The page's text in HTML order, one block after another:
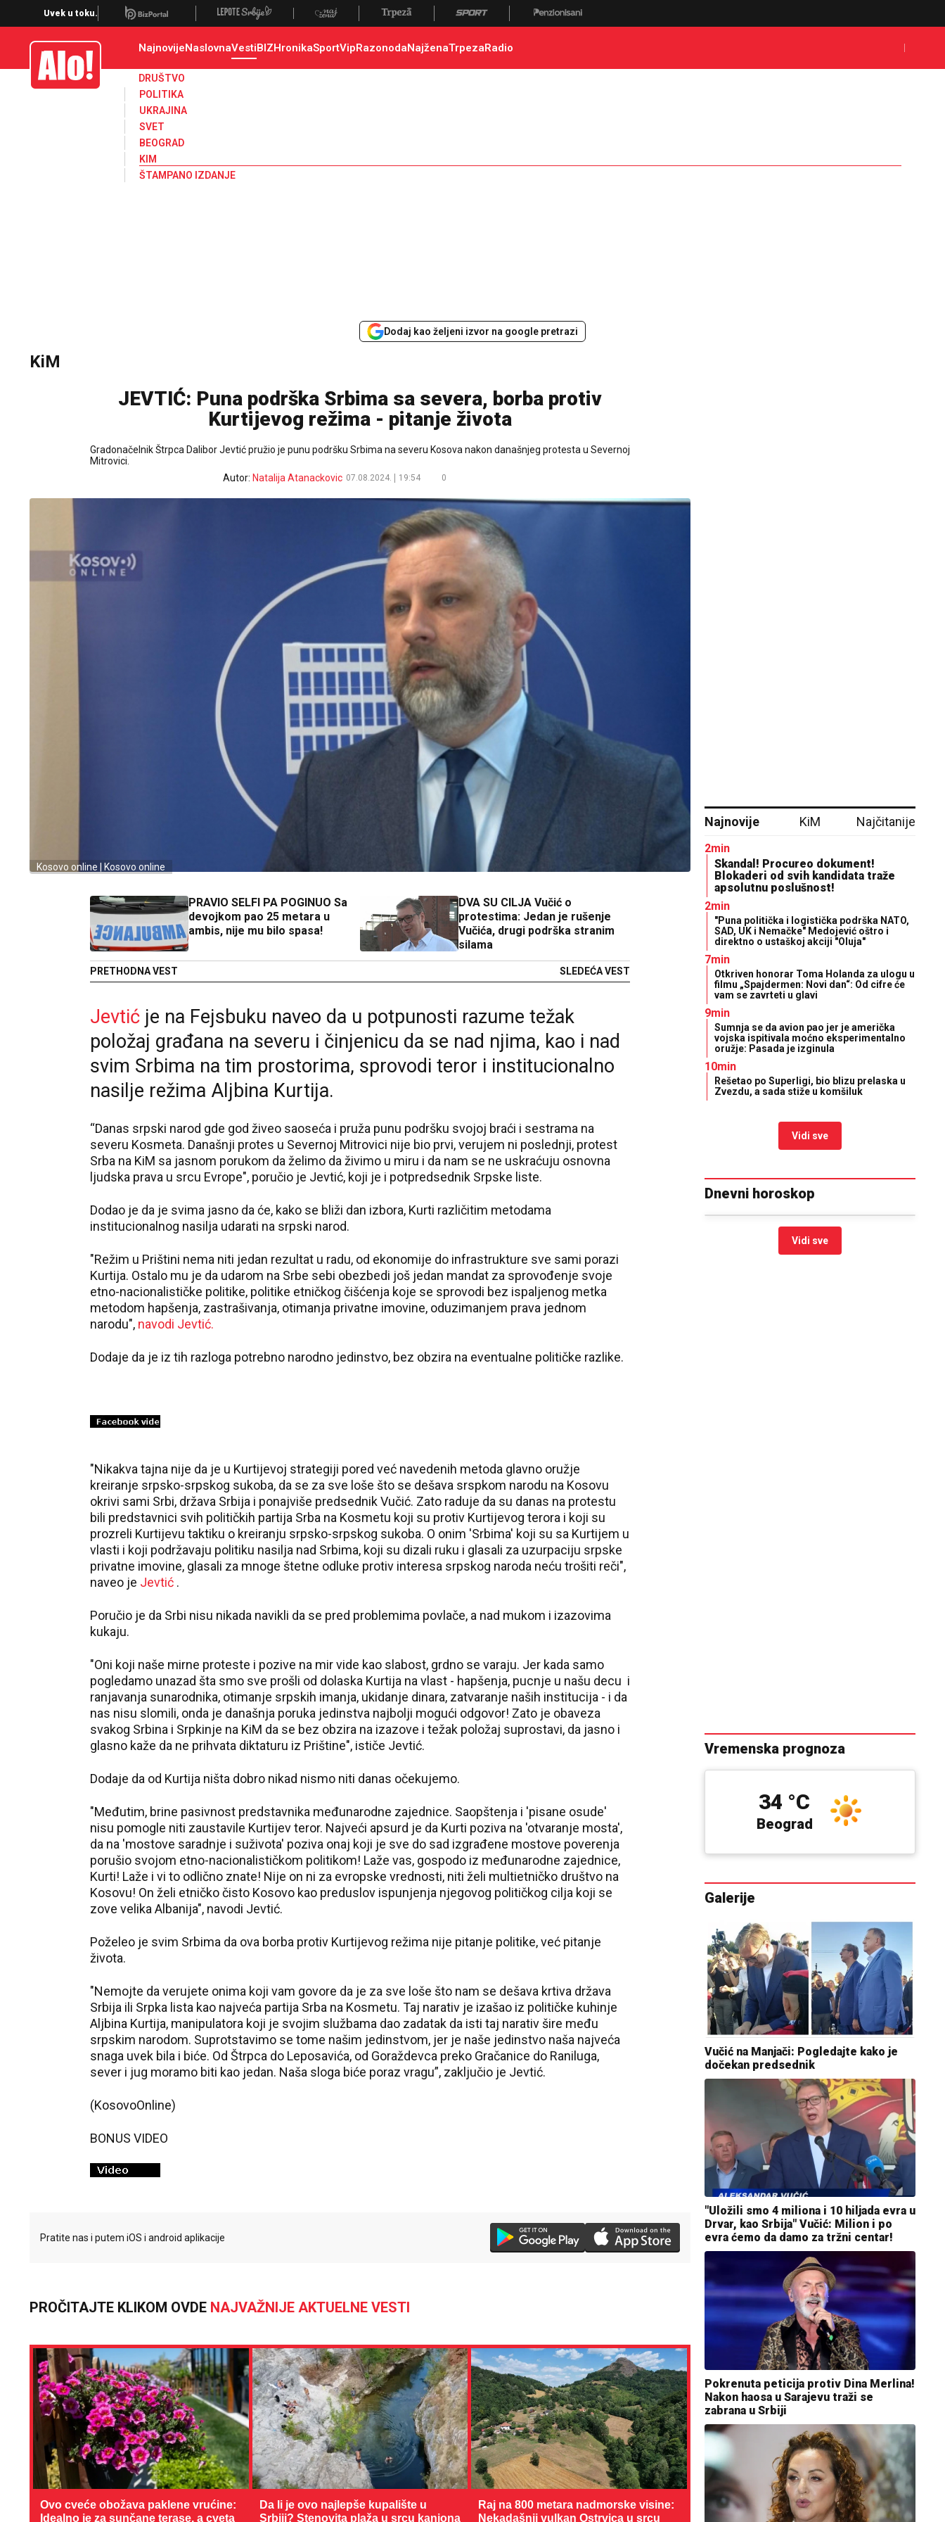
Kosovo i Metohija, KiM, kosovo, srbi na kosovu, priština, albanci, zajednica srpskih opština, sever kosova, jug kosova, ibar
Uvek u toku.
Alo NajnovijeNaslovnaVestiBIZHronikaSportVipRazonodaNajženaTrpezaRadio
DRUŠTVO
POLITIKA
UKRAJINA
SVET
BEOGRAD
KIM
ŠTAMPANO IZDANJE
Dodaj kao željeni izvor na google pretrazi
KiM
JEVTIĆ: Puna podrška Srbima sa severa, borba protiv
Kurtijevog režima - pitanje života
Gradonačelnik Štrpca Dalibor Jevtić pružio je punu podršku Srbima na severu Kosova nakon današnjeg protesta u Severnoj
Mitrovici.
Autor: Natalija Atanackovic 07.08.2024. 19:54 0
Kosovo online | Kosovo online
PRAVIO SELFI PA POGINUO Sa
devojkom pao 25 metara u
ambis, nije mu bilo spasa!
PRETHODNA VEST
DVA SU CILJA Vučić o
protestima: Jedan je rušenje
Vučića, drugi podrška stranim
silama
SLEDEĆA VEST
Jevtić je na Fejsbuku naveo da u potpunosti razume težak
položaj građana na severu i činjenicu da se nad njima, kao i nad
svim Srbima na tim prostorima, sprovodi teror i institucionalno
nasilje režima Aljbina Kurtija.
“Danas srpski narod gde god živeo saoseća i pruža punu podršku svojoj braći i sestrama na
severu Kosmeta. Današnji protes u Severnoj Mitrovici nije bio prvi, verujem ni poslednji, protest
Srba na KiM sa jasnom porukom da želimo da živimo u miru i da nam se ne uskraćuju osnovna
ljudska prava u srcu Evrope", poručio je Jevtić, koji je i potpredsednik Srpske liste.
Dodao je da je svima jasno da će, kako se bliži dan izbora, Kurti različitim metodama
institucionalnog nasilja udarati na srpski narod.
"Režim u Prištini nema niti jedan rezultat u radu, od ekonomije do infrastrukture sve sami porazi
Kurtija. Ostalo mu je da udarom na Srbe sebi obezbedi još jedan mandat za sprovođenje svoje
etno-nacionalističke politike, politike etničkog čišćenja koje se sprovodi bez ispaljenog metka
metodom hapšenja, zastrašivanja, otimanja privatne imovine, oduzimanjem prava jednom
narodu", navodi Jevtić.
Dodaje da je iz tih razloga potrebno narodno jedinstvo, bez obzira na eventualne političke razlike.
"Nikakva tajna nije da je u Kurtijevoj strategiji pored već navedenih metoda glavno oružje
kreiranje srpsko-srpskog sukoba, da se za sve loše što se dešava srspkom narodu na Kosovu
okrivi sami Srbi, država Srbija i ponajviše predsednik Vučić. Zato raduje da su danas na protestu
bili predstavnici svih političkih partija Srba na Kosmetu koji su protiv Kurtijevog terora i koji su
prozreli Kurtijevu taktiku o kreiranju srpsko-srpskog sukoba. O onim 'Srbima' koji su sa Kurtijem u
vlasti i koji podržavaju politiku nasilja nad Srbima, koji su dizali ruku i glasali za uzurpaciju srpske
privatne imovine, glasali za mnoge štetne odluke protiv interesa srpskog naroda neću trošiti reči",
naveo je Jevtić .
Poručio je da Srbi nisu nikada navikli da se pred problemima povlače, a nad mukom i izazovima
kukaju.
"Oni koji naše mirne proteste i pozive na mir vide kao slabost, grdno se varaju. Jer kada samo
pogledamo unazad šta smo sve prošli od dolaska Kurtija na vlast - hapšenja, pucnje u našu decu i
ranjavanja sunarodnika, otimanje srpskih imanja, ukidanje dinara, zatvaranje naših institucija - i da
nas nisu slomili, onda je današnja poruka jedinstva najbolji mogući odgovor! Zato je obaveza
svakog Srbina i Srpkinje na KiM da se bez obzira na izazove i težak položaj suprostavi, da jasno i
glasno kaže da ne prihvata diktaturu iz Prištine", ističe Jevtić.
Dodaje da od Kurtija ništa dobro nikad nismo niti danas očekujemo.
"Međutim, brine pasivnost predstavnika međunarodne zajednice. Saopštenja i 'pisane osude'
nisu pomogle niti zaustavile Kurtijev teror. Najveći apsurd je da Kurti poziva na 'otvaranje mosta',
da na 'mostove saradnje i suživota' poziva onaj koji je sve do sad izgrađene mostove poverenja
porušio svojom etno-nacionalističkom politikom! Laže vas, gospodo iz međunarodne zajednice,
Kurti! Laže i vi to odlično znate! Nije on ni za evropske vrednosti, niti želi multietničko društvo na
Kosovu! On želi etničko čisto Kosovo kao preduslov ispunjenja njegovog političkog cilja koji se
zove velika Albanija", navodi Jevtić.
Poželeo je svim Srbima da ova borba protiv Kurtijevog režima nije pitanje politike, već pitanje
života.
"Nemojte da verujete onima koji vam govore da je za sve loše što nam se dešava krtiva država
Srbija ili Srpka lista kao najveća partija Srba na Kosmetu. Taj narativ je izašao iz političke kuhinje
Aljbina Kurtija, manipulatora koji je svojim službama dao zadatak da isti taj narativ šire među
srpskim narodom. Suprotstavimo se tome našim jedinstvom, jer je naše jedinstvo naša najveća
snaga uvek bila i biće. Od Štrpca do Leposavića, od Goraždevca preko Gračanice do Raniluga,
sever i jug moramo biti kao jedan. Naša sloga biće poraz vragu”, zaključio je Jevtić.
(KosovoOnline)
BONUS VIDEO
Pratite nas i putem iOS i android aplikacije
PROČITAJTE KLIKOM OVDE NAJVAŽNIJE AKTUELNE VESTI
Ovo cveće obožava paklene vrućine:
Idealno je za sunčane terase, a cveta
Da li je ovo najlepše kupalište u
Srbiji? Stenovita plaža u srcu kanjona
Raj na 800 metara nadmorske visine:
Nekadašnji vulkan Ostrvica u srcu
Najnovije KiM Najčitanije
2min
Skandal! Procureo dokument!
Blokaderi od svih kandidata traže
apsolutnu poslušnost!
2min
"Puna politička i logistička podrška NATO,
SAD, UK i Nemačke" Medojević oštro i
direktno o ustaškoj akciji "Oluja"
7min
Otkriven honorar Toma Holanda za ulogu u
filmu „Spajdermen: Novi dan“: Od cifre će
vam se zavrteti u glavi
9min
Sumnja se da avion pao jer je američka
vojska ispitivala moćno eksperimentalno
oružje: Pasada je izginula
10min
Rešetao po Superligi, bio blizu prelaska u
Zvezdu, a sada stiže u komšiluk
Vidi sve
Dnevni horoskop
Vidi sve
Vremenska prognoza
Loznica
33 °C
Beograd
34 °C
Galerije
Vučić na Manjači: Pogledajte kako je
dočekan predsednik
"Uložili smo 4 miliona i 10 hiljada evra u
Drvar, kao Srbija" Vučić: Milion i po
evra ćemo da damo za tržni centar!
Pokrenuta peticija protiv Dina Merlina!
Nakon haosa u Sarajevu traži se
zabrana u Srbiji